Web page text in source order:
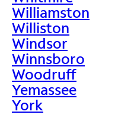
Williamston
Williston
Windsor
Winnsboro
Woodruff
Yemassee
York